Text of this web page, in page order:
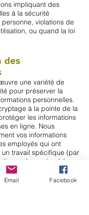
impliquant des
à la sécurité
violations de
ou quand la loi
des
une variété de
pour préserver la
personnelles.
à la pointe de la
les informations
en ligne. Nous
vos informations
employés qui ont
un travail spécifique (par
ou le service à la
aux informations
Les ordinateurs
Email Facebook